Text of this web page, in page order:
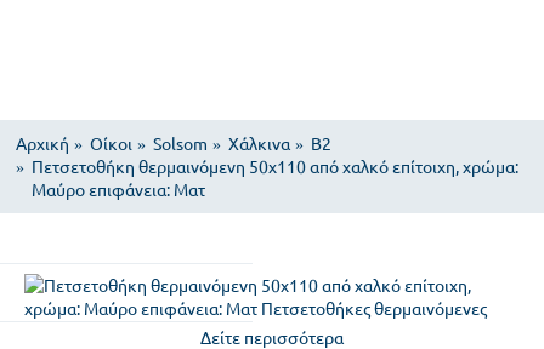
Αρχική Οίκοι Solsom Χάλκινα
B2
Πετσετοθήκη θερμαινόμενη 50x110 από χαλκό επίτοιχη, χρώμα:
Μαύρο επιφάνεια: Ματ
Δείτε περισσότερα